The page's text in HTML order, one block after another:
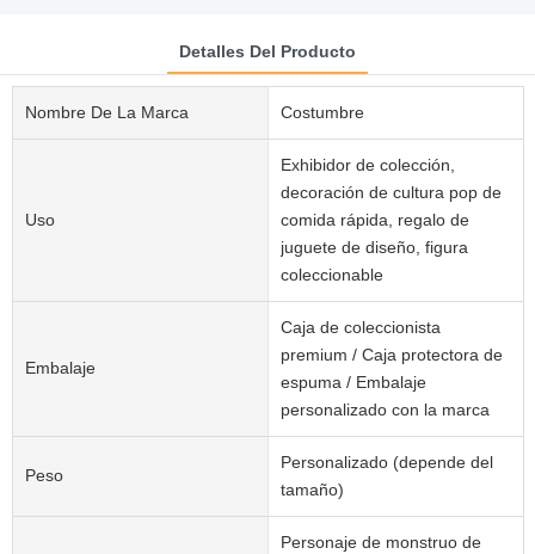
Detalles Del Producto
Nombre De La Marca Costumbre
Uso
Exhibidor de colección,
decoración de cultura pop de
comida rápida, regalo de
juguete de diseño, figura
coleccionable
Embalaje
Caja de coleccionista
premium / Caja protectora de
espuma / Embalaje
personalizado con la marca
Peso
Personalizado (depende del
tamaño)
Personaje de monstruo de